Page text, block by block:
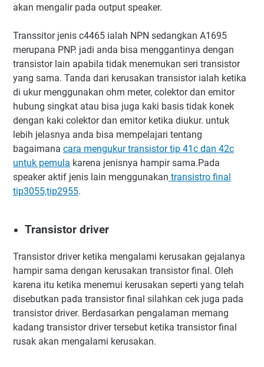
akan mengalir pada output speaker.
Transsitor jenis c4465 ialah NPN sedangkan A1695
merupana PNP. jadi anda bisa menggantinya dengan
transistor lain apabila tidak menemukan seri transistor
yang sama. Tanda dari kerusakan transistor ialah ketika
di ukur menggunakan ohm meter, colektor dan emitor
hubung singkat atau bisa juga kaki basis tidak konek
dengan kaki colektor dan emitor ketika diukur. untuk
lebih jelasnya anda bisa mempelajari tentang
bagaimana cara mengukur transistor tip 41c dan 42c
untuk pemula karena jenisnya hampir sama.Pada
speaker aktif jenis lain menggunakan transistro final
tip3055,tip2955.
Transistor driver
Transistor driver ketika mengalami kerusakan gejalanya
hampir sama dengan kerusakan transistor final. Oleh
karena itu ketika menemui kerusakan seperti yang telah
disebutkan pada transistor final silahkan cek juga pada
transistor driver. Berdasarkan pengalaman memang
kadang transistor driver tersebut ketika transistor final
rusak akan mengalami kerusakan.